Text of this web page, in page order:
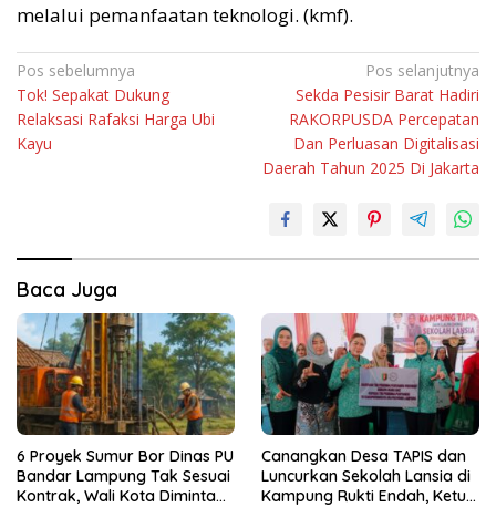
melalui pemanfaatan teknologi. (kmf).
Navigasi
pos
Pos sebelumnya
Tok! Sepakat Dukung
Relaksasi Rafaksi Harga Ubi
Kayu
Pos selanjutnya
Sekda Pesisir Barat Hadiri
RAKORPUSDA Percepatan
Dan Perluasan Digitalisasi
Daerah Tahun 2025 Di Jakarta
Baca Juga
6 Proyek Sumur Bor Dinas PU
Bandar Lampung Tak Sesuai
Kontrak, Wali Kota Diminta
Canangkan Desa TAPIS dan
Luncurkan Sekolah Lansia di
Kampung Rukti Endah, Ketua